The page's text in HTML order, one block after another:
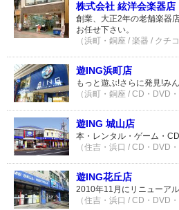
株式会社 絃洋会楽器店
創業、大正2年の老舗楽器
お任せ下さい。
（浜町・銅座 / 楽器 / クチ
遊ING浜町店
もっと遊ぶ!さらに発見!み
（浜町・銅座 / CD・DVD
遊ING 城山店
本・レンタル・ゲーム・
（住吉・浜口 / CD・DVD
遊ING花丘店
2010年11月にリニューア
（住吉・浜口 / CD・DVD